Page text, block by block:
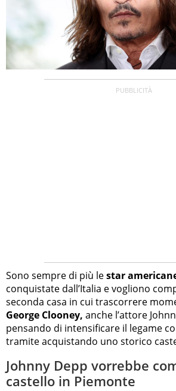
Sono sempre di più lestar
conquistate dall’Italia e vogliono
seconda casa in cui trascorrere
George Clooney, anche l’attore
pensando di intensificare il legame
tramite acquistando uno storico
Johnny Depp vorrebbe
castello in Piemonte